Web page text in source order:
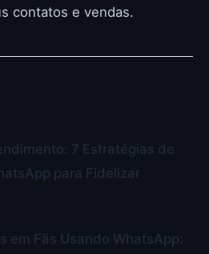
contatos e vendas.
7 Estratégias de
para Fidelizar
em Fãs Usando WhatsApp: